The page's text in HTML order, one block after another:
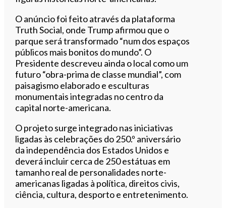
O anúncio foi feito através da plataforma
Truth Social, onde Trump afirmou que o
parque será transformado “num dos espaços
públicos mais bonitos do mundo”. O
Presidente descreveu ainda o local como um
futuro “obra-prima de classe mundial”, com
paisagismo elaborado e esculturas
monumentais integradas no centro da
capital norte-americana.
O projeto surge integrado nas iniciativas
ligadas às celebrações do 250.º aniversário
da independência dos Estados Unidos e
deverá incluir cerca de 250 estátuas em
tamanho real de personalidades norte-
americanas ligadas à política, direitos civis,
ciência, cultura, desporto e entretenimento.